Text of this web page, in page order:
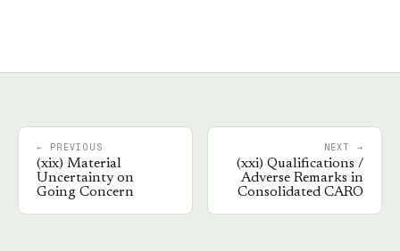
← PREVIOUS
(xix) Material
Uncertainty on
Going Concern
NEXT →
(xxi) Qualifications /
Adverse Remarks in
Consolidated CARO